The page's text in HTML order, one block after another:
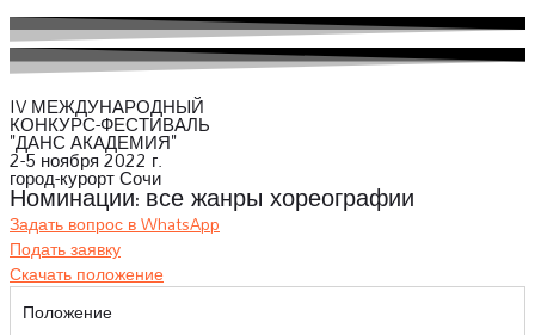
IV МЕЖДУНАРОДНЫЙ
КОНКУРС-ФЕСТИВАЛЬ
"ДАНС АКАДЕМИЯ"
2-5 ноября 2022 г.
город-курорт Сочи
Номинации: все жанры хореографии
Задать вопрос в WhatsApp
Подать заявку
Скачать положение
Положение